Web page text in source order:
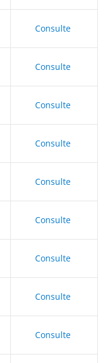
Consulte
Consulte
Consulte
Consulte
Consulte
Consulte
Consulte
Consulte
Consulte